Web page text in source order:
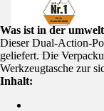
Was ist in der
Dieser Dual-Action-
geliefert. Die
Werkzeugtasche zur
Inhalt: